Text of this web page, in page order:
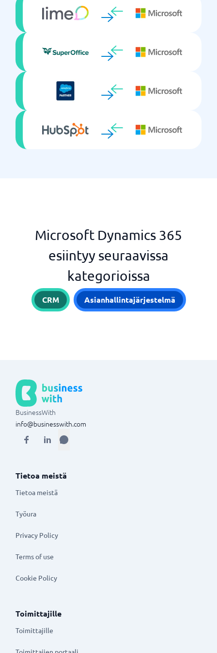
Microsoft Dynamics 365
esiintyy seuraavissa
kategorioissa
CRM Asianhallintajärjestelmä
BusinessWith
info@businesswith.com
Tietoa meistä
Tietoa meistä
Työura
Privacy Policy
Terms of use
Cookie Policy
Toimittajille
Toimittajille